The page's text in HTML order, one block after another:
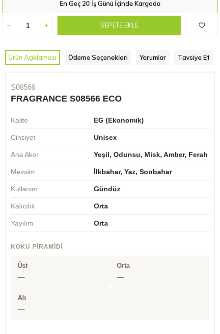
En Geç 20 İş Günü İçinde Kargoda
SEPETE EKLE
Ürün Açıklaması Ödeme Seçenekleri Yorumlar Tavsiye Et
S08566
FRAGRANCE S08566 ECO
Kalite EG (Ekonomik)
Cinsiyet Unisex
Ana Akor Yeşil, Odunsu, Misk, Amber, Ferah
Mevsim İlkbahar, Yaz, Sonbahar
Kullanım Gündüz
Kalıcılık Orta
Yayılım Orta
KOKU PIRAMIDI
Üst
—
Orta
—
Alt
—